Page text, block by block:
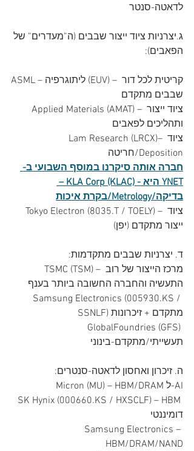
לדאטה-סנטר
ג.יצרניות ציוד ייצור שבבים (ה”מעדרים” של
הפאבים):
ASML – ליתוגרפיה (EUV) – קריטית לכל דור
שבבים מתקדם
Applied Materials (AMAT) – ציוד ייצור
ותהליכים לפאבים
Lam Research (LRCX)– ציוד
חריטה/Deposition
חברה אותה סיקרנו במוסף השבועי ב-
YNET היא - KLA Corp (KLAC) –
בדיקה/Metrology/בקרת איכות
Tokyo Electron (8035.T / TOELY) – ציוד
ייצור מתקדם (יפן)
ד. יצרניות שבבים מתקדמות:
TSMC (TSM) – מרכז הייצור של רוב
התעשיה והחברה החשובה ביותר בענף
Samsung Electronics (005930.KS /
SSNLF) מתקדם + זיכרונות
GlobalFoundries (GFS)
תעשייתי/מתקדם-בינוני
ה. זיכרון ואחסון לדאטה-סנטרים:
Micron (MU) – HBM/DRAM ל-AI
SK Hynix (000660.KS / HXSCLF) – HBM
דומיננטי
Samsung Electronics –
HBM/DRAM/NAND